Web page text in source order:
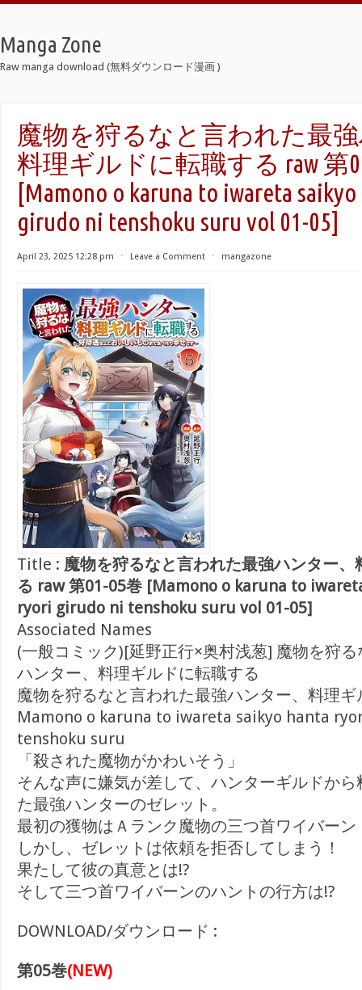
Manga Zone
Raw manga download (無料ダウンロード漫画 )
魔物を狩るなと言われた最
料理ギルドに転職する raw 第
[Mamono o karuna to iwareta
girudo ni tenshoku suru vol 01-05]
April 23, 2025 12:28 pm ⋅ Leave a Comment ⋅ mangazone
Title : 魔物を狩るなと言われた最強ハンター、
る raw 第01-05巻 [Mamono o karuna to
ryori girudo ni tenshoku suru vol 01-05]
Associated Names
(一般コミック)[延野正行×奥村浅葱] 魔物を狩
ハンター、料理ギルドに転職する
魔物を狩るなと言われた最強ハンター、料理
Mamono o karuna to iwareta saikyo hanta
tenshoku suru
「殺された魔物がかわいそう」
そんな声に嫌気が差して、ハンターギルドか
た最強ハンターのゼレット。
最初の獲物はＡランク魔物の三つ首ワイバーン
しかし、ゼレットは依頼を拒否してしまう！
果たして彼の真意とは!?
そして三つ首ワイバーンのハントの行方は!?
DOWNLOAD/ダウンロード :
第05巻(NEW)